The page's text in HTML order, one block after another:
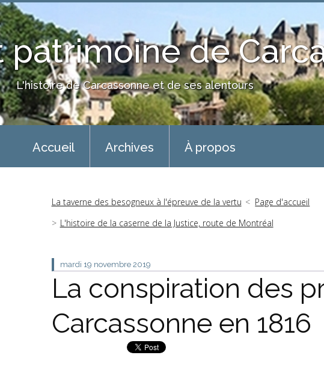
de
L'histoire de Carcassonne et de ses alentours
Accueil Archives À propos
La taverne des besogneux à l'épreuve de la vertu
Page d'accueil
L'histoire de la caserne de la Justice, route de Montréal
mardi 19 novembre 2019
La conspiration des
Carcassonne en 1816